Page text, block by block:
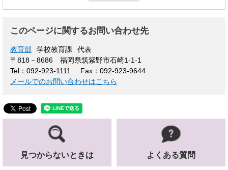
このページに関するお問い合わせ先
教育部 学校教育課
代表
〒818－8686
福岡県筑紫野市石崎1-1-1
Tel：092-923-1111
Fax：092-923-9644
メールでのお問い合わせはこちら
見つからないときは よくある質問